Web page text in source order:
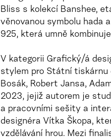
Bliss s kolekcí Banshee,
věnovanou symbolu hada
925, která umně
V kategorii Grafický/á
stylem pro Státní tiskárnu
Bosák, Robert Jansa,
2023, jejiž autorem je
a pracovními sešity a
designéra Vítka Škopa,
vzdělávání hrou. Mezi